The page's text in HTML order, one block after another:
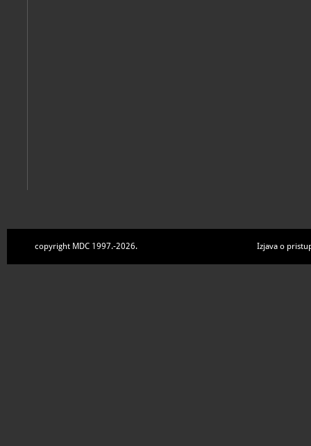
copyright MDC 1997.-2026. Izjava o